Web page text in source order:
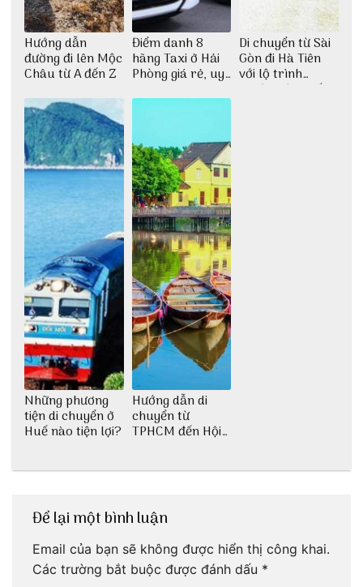
Hướng dẫn
đường đi lên Mộc
Châu từ A đến Z
Điểm danh 8
hãng Taxi ở Hải
Phòng giá rẻ, uy
Di chuyển từ Sài
Gòn đi Hà Tiên
với lộ trình
thuận tiện nhất
Những phương
tiện di chuyển ở
Huế nào tiện lợi?
Hướng dẫn di
chuyển từ
TPHCM đến Hội
Để lại một bình luận
Email của bạn sẽ không được hiển thị công khai.
Các trường bắt buộc được đánh dấu *